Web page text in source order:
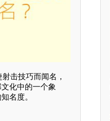
击技巧而闻名，
化中的一个象
名度。